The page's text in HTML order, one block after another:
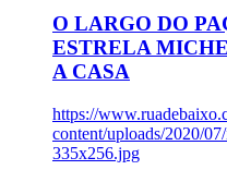
O LARGO DO
ESTRELA
A CASA
https://
content/uploads/2020/
335x256.jpg